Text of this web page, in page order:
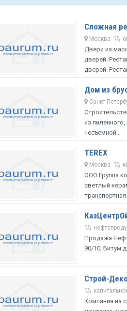
Сложная
Москва
Двери из
дверей.
дверей.
Дом из
Санкт-
из
несъемной...
TEREX
Москва
ООО Группа
светлый
Продажа
90/10, Битум
Строй-
Компания на